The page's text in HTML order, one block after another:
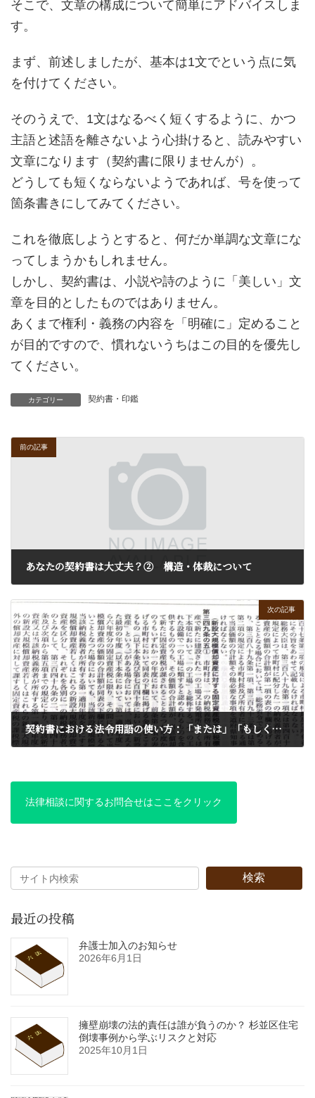
そこで、文章の構成について簡単にアドバイスしま
す。
まず、前述しましたが、基本は1文でという点に気
を付けてください。
そのうえで、1文はなるべく短くするように、かつ
主語と述語を離さないよう心掛けると、読みやすい
文章になります（契約書に限りませんが）。
どうしても短くならないようであれば、号を使って
箇条書きにしてみてください。
これを徹底しようとすると、何だか単調な文章にな
ってしまうかもしれません。
しかし、契約書は、小説や詩のように「美しい」文
章を目的としたものではありません。
あくまで権利・義務の内容を「明確に」定めること
が目的ですので、慣れないうちはこの目的を優先し
てください。
カテゴリー 契約書・印鑑
前の記事
あなたの契約書は大丈夫？② 構造・体裁について
次の記事
契約書における法令用語の使い方：「または」「もしくは」の違い、「その他」「その他の」の違いが分かりますか？
法律相談に関するお問合せはここをクリック
検索
最近の投稿
弁護士加入のお知らせ
2026年6月1日
擁壁崩壊の法的責任は誰が負うのか？ 杉並区住宅
倒壊事例から学ぶリスクと対応
2025年10月1日